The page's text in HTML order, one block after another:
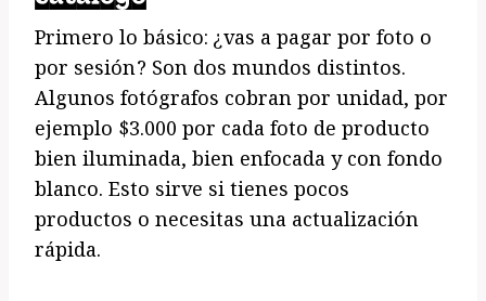
Primero lo básico: ¿vas a pagar por foto o
por sesión? Son dos mundos distintos.
Algunos fotógrafos cobran por unidad, por
ejemplo $3.000 por cada foto de producto
bien iluminada, bien enfocada y con fondo
blanco. Esto sirve si tienes pocos
productos o necesitas una actualización
rápida.